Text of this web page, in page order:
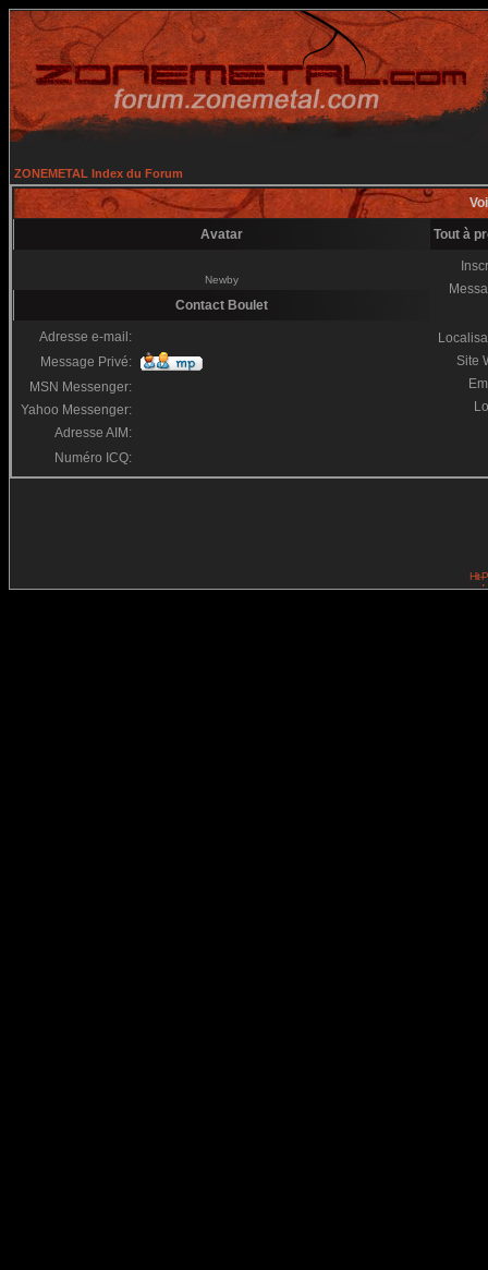
ZONEMETAL Index du Forum
Avatar Tout à
Newby
Site
Contact Boulet
Adresse e-mail:
Message Privé:
MSN Messenger:
Yahoo Messenger:
Adresse AIM:
Numéro ICQ: